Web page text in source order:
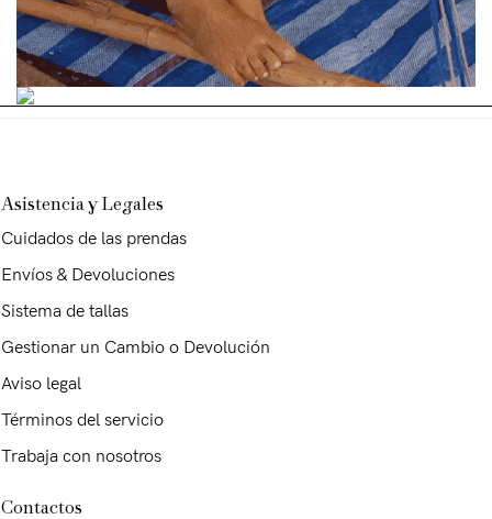
Asistencia y Legales
Cuidados de las prendas
Envíos & Devoluciones
Sistema de tallas
Gestionar un Cambio o Devolución
Aviso legal
Términos del servicio
Trabaja con nosotros
Contactos